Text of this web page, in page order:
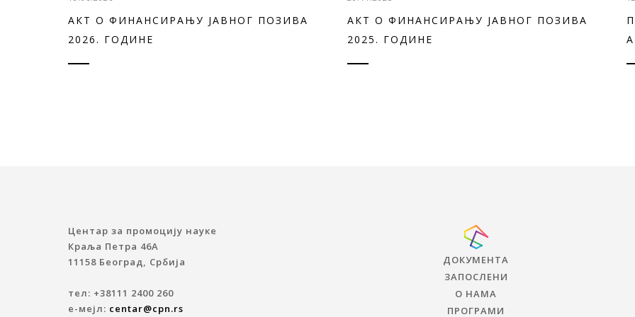
АКТ О ФИНАНСИРАЊУ ЈАВНОГ ПОЗИВА
2026. ГОДИНЕ
АКТ О ФИНАНСИРАЊУ ЈАВНОГ ПОЗИВА
2025. ГОДИНЕ
Центар за промоцију науке
Краља Петра 46A
11158 Београд, Србија
тел: +38111 2400 260
е-мејл: centar@cpn.rs
ДОКУМЕНТА
ЗАПОСЛЕНИ
О НАМА
ПРОГРАМИ